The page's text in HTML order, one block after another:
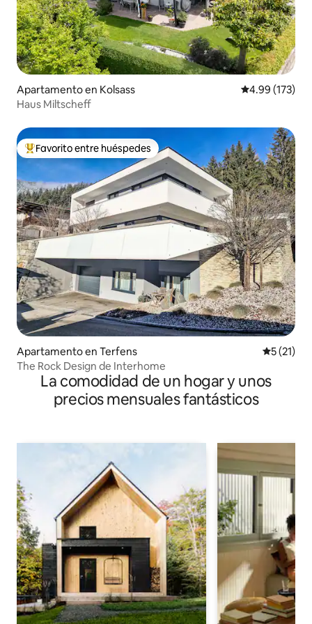
Apartamento en Kolsass Calificación
4.99 (173)
Haus Miltscheff
Favorito entre huéspedes preferido
Favorito entre huéspedes
Apartamento en Terfens
5 (21)
The Rock Design de Interhome
La comodidad de un hogar y unos
precios mensuales fantásticos